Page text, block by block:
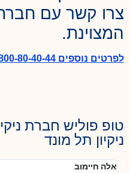
צרו קשר עם
המצוינת.
לפרטים נוספים 1800-80-40-44
טופ פוליש חברת
ניקיון תל מונד
אלה חיימוב